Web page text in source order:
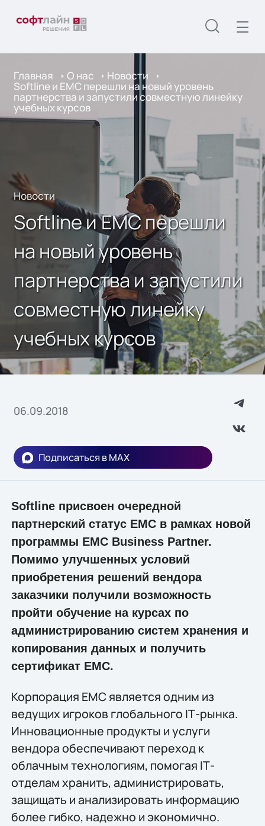
Главная О нас Новости
Softline и EMC перешли на новый уровень
партнерства и запустили совместную линейку
учебных курсов
Новости
Softline и EMC перешли
на новый уровень
партнерства и запустили
совместную линейку
учебных курсов
06.09.2018
Подписаться в MAX
Softline присвоен очередной
партнерский статус EMC в рамках новой
программы EMC Business Partner.
Помимо улучшенных условий
приобретения решений вендора
заказчики получили возможность
пройти обучение на курсах по
администрированию систем хранения и
копирования данных и получить
сертификат EMC.
Корпорация EMC является одним из
ведущих игроков глобального IТ-рынка.
Инновационные продукты и услуги
вендора обеспечивают переход к
облачным технологиям, помогая IТ-
отделам хранить, администрировать,
защищать и анализировать информацию
более гибко, надежно и экономично.